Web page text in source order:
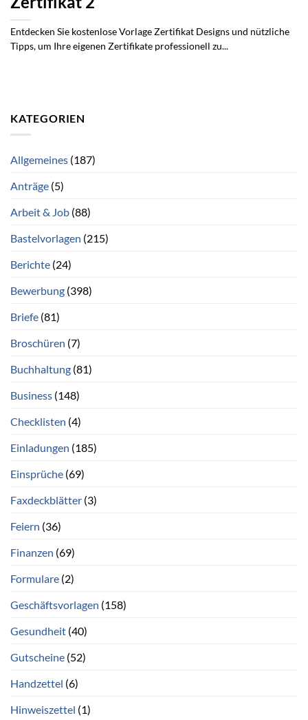
Entdecken Sie kostenlose Vorlage Zertifikat Designs und nützliche
Tipps, um Ihre eigenen Zertifikate professionell zu...
KATEGORIEN
Allgemeines (187)
Anträge (5)
Arbeit & Job (88)
Bastelvorlagen (215)
Berichte (24)
Bewerbung (398)
Briefe (81)
Broschüren (7)
Buchhaltung (81)
Business (148)
Checklisten (4)
Einladungen (185)
Einsprüche (69)
Faxdeckblätter (3)
Feiern (36)
Finanzen (69)
Formulare (2)
Geschäftsvorlagen (158)
Gesundheit (40)
Gutscheine (52)
Handzettel (6)
Hinweiszettel (1)